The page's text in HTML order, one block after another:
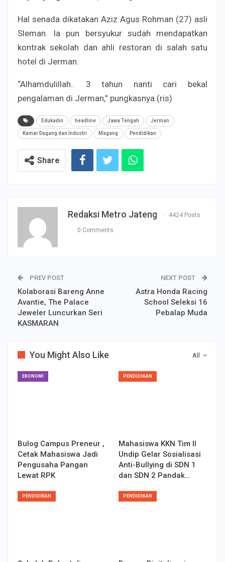
Hal senada dikatakan Aziz Agus Rohman (27) asli
Sleman. Ia pun bersyukur sudah mendapatkan
kontrak sekolah dan ahli restoran di salah satu
hotel di Jerman.
“Alhamdulillah.. 3 tahun nanti cari bekal
pengalaman di Jerman,” pungkasnya.(ris)
Edukadin headline Jawa Tengah Jerman
Kamar Dagang dan Industri Magang Pendidikan
Share
Redaksi Metro Jateng 4424 Posts
0 Comments
PREV POST
Kolaborasi Bareng Anne
Avantie, The Palace
Jeweler Luncurkan Seri
KASMARAN
NEXT POST
Astra Honda Racing
School Seleksi 16
Pebalap Muda
All
You Might Also Like
EKONOMI
Bulog Campus Preneur ,
Cetak Mahasiswa Jadi
Pengusaha Pangan
Lewat RPK
PENDIDIKAN
Mahasiswa KKN Tim II
Undip Gelar Sosialisasi
Anti-Bullying di SDN 1
dan SDN 2 Pandak…
PENDIDIKAN PENDIDIKAN